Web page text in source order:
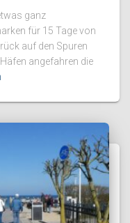
ganz
für 15 Tage von
auf den Spuren
angefahren die